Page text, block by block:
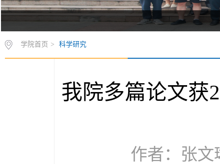
学院首页 > 科学研究
我院多篇论文获
作者：张文